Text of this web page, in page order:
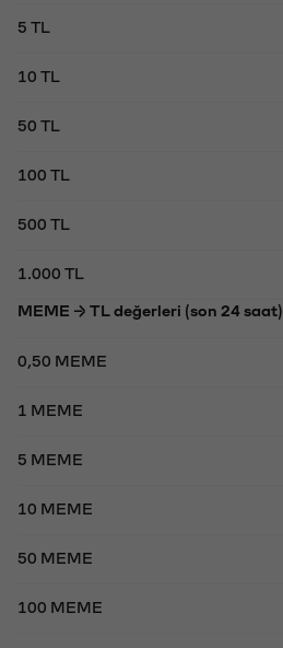
5 TL
10 TL
50 TL
100 TL
500 TL
1.000 TL
MEME → TL değerleri (son 24 saat)
0,50 MEME
1 MEME
5 MEME
10 MEME
50 MEME
100 MEME